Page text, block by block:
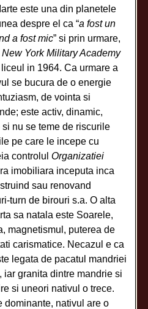
este una din planetele
despre el ca “a fost un
a fost mic” si prin urmare,
New York Military Academy
in 1964. Ca urmare a
se bucura de o energie
de vointa si
este activ, dinamic,
nu se teme de riscurile
pe care le incepe cu
controlulOrganizatiei
imobiliara inceputa inca
sau renovand
turn de birouri s.a. O alta
sa natala este Soarele,
magnetismul, puterea de
carismatice. Necazul e ca
legata de pacatul mandriei
granita dintre mandrie si
si uneori nativul o trece.
dominante, nativul are o